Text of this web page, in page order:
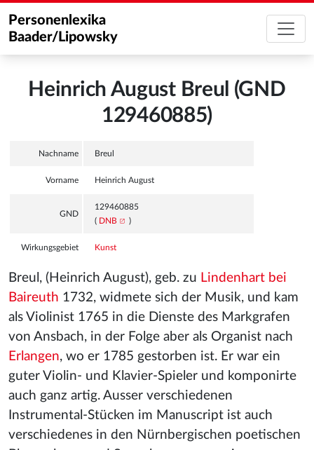
Personenlexika
Baader/Lipowsky
Heinrich August Breul (GND
129460885)
Nachname Breul
Vorname Heinrich August
GND
129460885
( DNB )
Wirkungsgebiet Kunst
Breul, (Heinrich August), geb. zu Lindenhart bei
Baireuth 1732, widmete sich der Musik, und kam
als Violinist 1765 in die Dienste des Markgrafen
von Ansbach, in der Folge aber als Organist nach
Erlangen, wo er 1785 gestorben ist. Er war ein
guter Violin- und Klavier-Spieler und komponirte
auch ganz artig. Ausser verschiedenen
Instrumental-Stücken im Manuscript ist auch
verschiedenes in den Nürnbergischen poetischen